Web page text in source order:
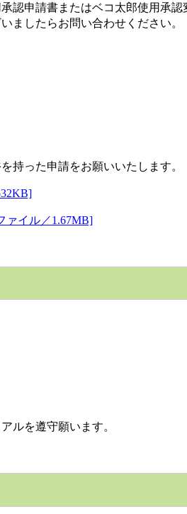
申請書またはベコ太郎使用承認
ましたらお問い合わせください。
持った申請をお願いいたします。
ァイル／1.67MB]
ルを遵守願います。